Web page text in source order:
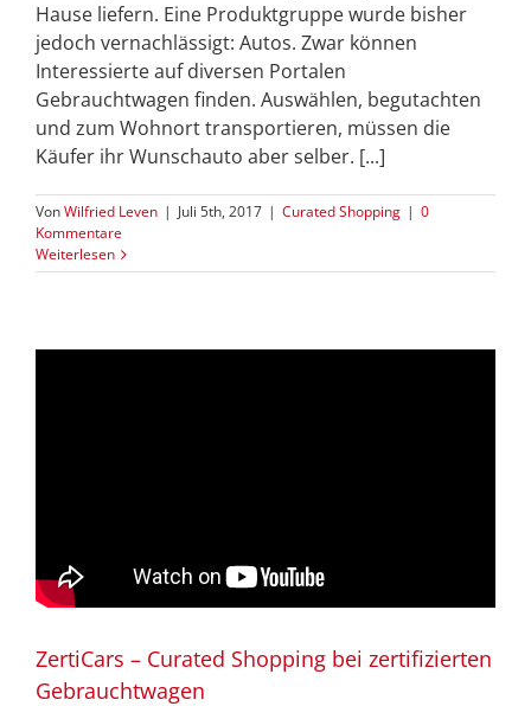
Hause liefern. Eine Produktgruppe wurde bisher
jedoch vernachlässigt: Autos. Zwar können
Interessierte auf diversen Portalen
Gebrauchtwagen finden. Auswählen, begutachten
und zum Wohnort transportieren, müssen die
Käufer ihr Wunschauto aber selber. [...]
VonWilfried Leven | Juli 5th, 2017 | Curated Shopping | 0
Kommentare
Weiterlesen
ZertiCars – Curated Shopping bei zertifizierten
Gebrauchtwagen